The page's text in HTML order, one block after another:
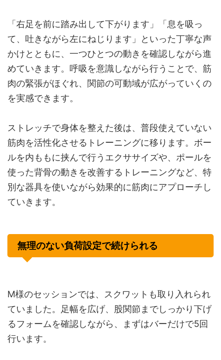
「右足を前に踏み出して下がります」「息を吸っ
て、吐きながら左にねじります」といった丁寧な声
かけとともに、一つひとつの動きを確認しながら進
めていきます。呼吸を意識しながら行うことで、筋
肉の緊張がほぐれ、関節の可動域が広がっていくの
を実感できます。
ストレッチで身体を整えた後は、普段使えていない
筋肉を活性化させるトレーニングに移ります。ボー
ルを内ももに挟んで行うエクササイズや、ポールを
使った背骨の動きを改善するトレーニングなど、特
別な器具を使いながら効果的に筋肉にアプローチし
ていきます。
無理のない負荷設定で続けられる
M様のセッションでは、スクワットも取り入れられ
ていました。足幅を広げ、股関節までしっかり下げ
るフォームを確認しながら、まずはバーだけで5回
行います。